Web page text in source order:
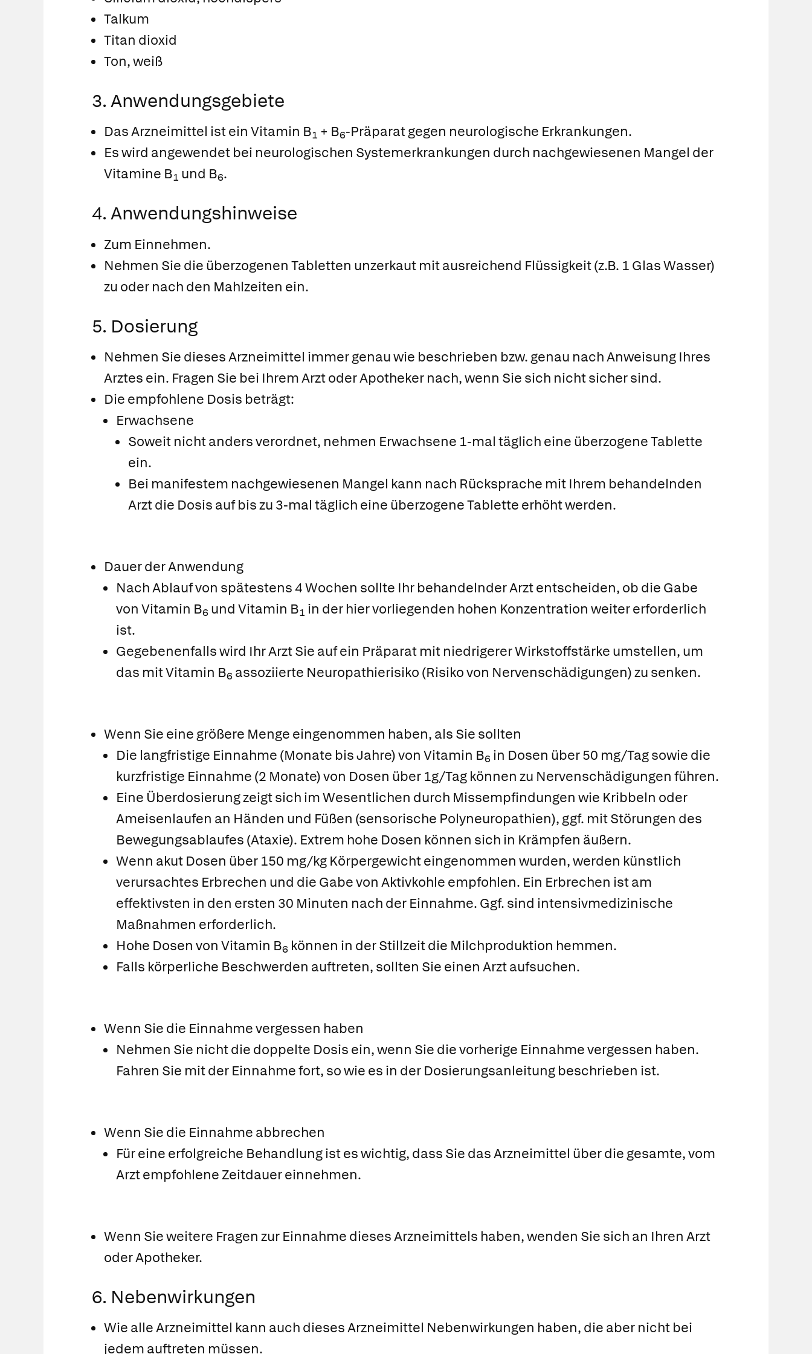
Talkum
Titan dioxid
Ton, weiß
3. Anwendungsgebiete
Das Arzneimittel ist ein Vitamin B1 + B6-Präparat gegen neurologische Erkrankungen.
Es wird angewendet bei neurologischen Systemerkrankungen durch nachgewiesenen Mangel der
Vitamine B1 und B6.
4. Anwendungshinweise
Zum Einnehmen.
Nehmen Sie die überzogenen Tabletten unzerkaut mit ausreichend Flüssigkeit (z.B. 1 Glas Wasser)
zu oder nach den Mahlzeiten ein.
5. Dosierung
Nehmen Sie dieses Arzneimittel immer genau wie beschrieben bzw. genau nach Anweisung Ihres
Arztes ein. Fragen Sie bei Ihrem Arzt oder Apotheker nach, wenn Sie sich nicht sicher sind.
Die empfohlene Dosis beträgt:
Erwachsene
Soweit nicht anders verordnet, nehmen Erwachsene 1-mal täglich eine überzogene Tablette
ein.
Bei manifestem nachgewiesenen Mangel kann nach Rücksprache mit Ihrem behandelnden
Arzt die Dosis auf bis zu 3-mal täglich eine überzogene Tablette erhöht werden.
Dauer der Anwendung
Nach Ablauf von spätestens 4 Wochen sollte Ihr behandelnder Arzt entscheiden, ob die Gabe
von Vitamin B6 und Vitamin B1 in der hier vorliegenden hohen Konzentration weiter erforderlich
ist.
Gegebenenfalls wird Ihr Arzt Sie auf ein Präparat mit niedrigerer Wirkstoffstärke umstellen, um
das mit Vitamin B6 assoziierte Neuropathierisiko (Risiko von Nervenschädigungen) zu senken.
Wenn Sie eine größere Menge eingenommen haben, als Sie sollten
Die langfristige Einnahme (Monate bis Jahre) von Vitamin B6 in Dosen über 50 mg/Tag sowie die
kurzfristige Einnahme (2 Monate) von Dosen über 1g/Tag können zu Nervenschädigungen führen.
Eine Überdosierung zeigt sich im Wesentlichen durch Missempfindungen wie Kribbeln oder
Ameisenlaufen an Händen und Füßen (sensorische Polyneuropathien), ggf. mit Störungen des
Bewegungsablaufes (Ataxie). Extrem hohe Dosen können sich in Krämpfen äußern.
Wenn akut Dosen über 150 mg/kg Körpergewicht eingenommen wurden, werden künstlich
verursachtes Erbrechen und die Gabe von Aktivkohle empfohlen. Ein Erbrechen ist am
effektivsten in den ersten 30 Minuten nach der Einnahme. Ggf. sind intensivmedizinische
Maßnahmen erforderlich.
Hohe Dosen von Vitamin B6 können in der Stillzeit die Milchproduktion hemmen.
Falls körperliche Beschwerden auftreten, sollten Sie einen Arzt aufsuchen.
Wenn Sie die Einnahme vergessen haben
Nehmen Sie nicht die doppelte Dosis ein, wenn Sie die vorherige Einnahme vergessen haben.
Fahren Sie mit der Einnahme fort, so wie es in der Dosierungsanleitung beschrieben ist.
Wenn Sie die Einnahme abbrechen
Für eine erfolgreiche Behandlung ist es wichtig, dass Sie das Arzneimittel über die gesamte, vom
Arzt empfohlene Zeitdauer einnehmen.
Wenn Sie weitere Fragen zur Einnahme dieses Arzneimittels haben, wenden Sie sich an Ihren Arzt
oder Apotheker.
6. Nebenwirkungen
Wie alle Arzneimittel kann auch dieses Arzneimittel Nebenwirkungen haben, die aber nicht bei
jedem auftreten müssen.